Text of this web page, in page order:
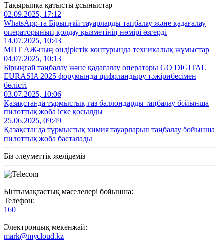
Тақырыпқа қатысты ұсыныстар
02.09.2025, 17:12
WhatsApp-та Бірыңғай тауарларды таңбалау және қадағалау
операторының қолдау қызметінің нөмірі өзгерді
14.07.2025, 10:43
МПТ АЖ-ның өндірістік контурында техникалық жұмыстар
04.07.2025, 10:13
Бірыңғай таңбалау және қадағалау операторы GO DIGITAL
EURASIA 2025 форумында цифрландыру тәжірибесімен
бөлісті
03.07.2025, 10:06
Қазақстанда тұрмыстық газ баллондарды таңбалау бойынша
пилоттық жоба іске қосылды
25.06.2025, 09:49
Қазақстанда тұрмыстық химия тауарларын таңбалау бойынша
пилоттық жоба басталады
Біз әлеуметтік желідеміз
Ынтымақтастық мәселелері бойынша:
Телефон:
160
Электрондық мекенжай:
mark@mycloud.kz